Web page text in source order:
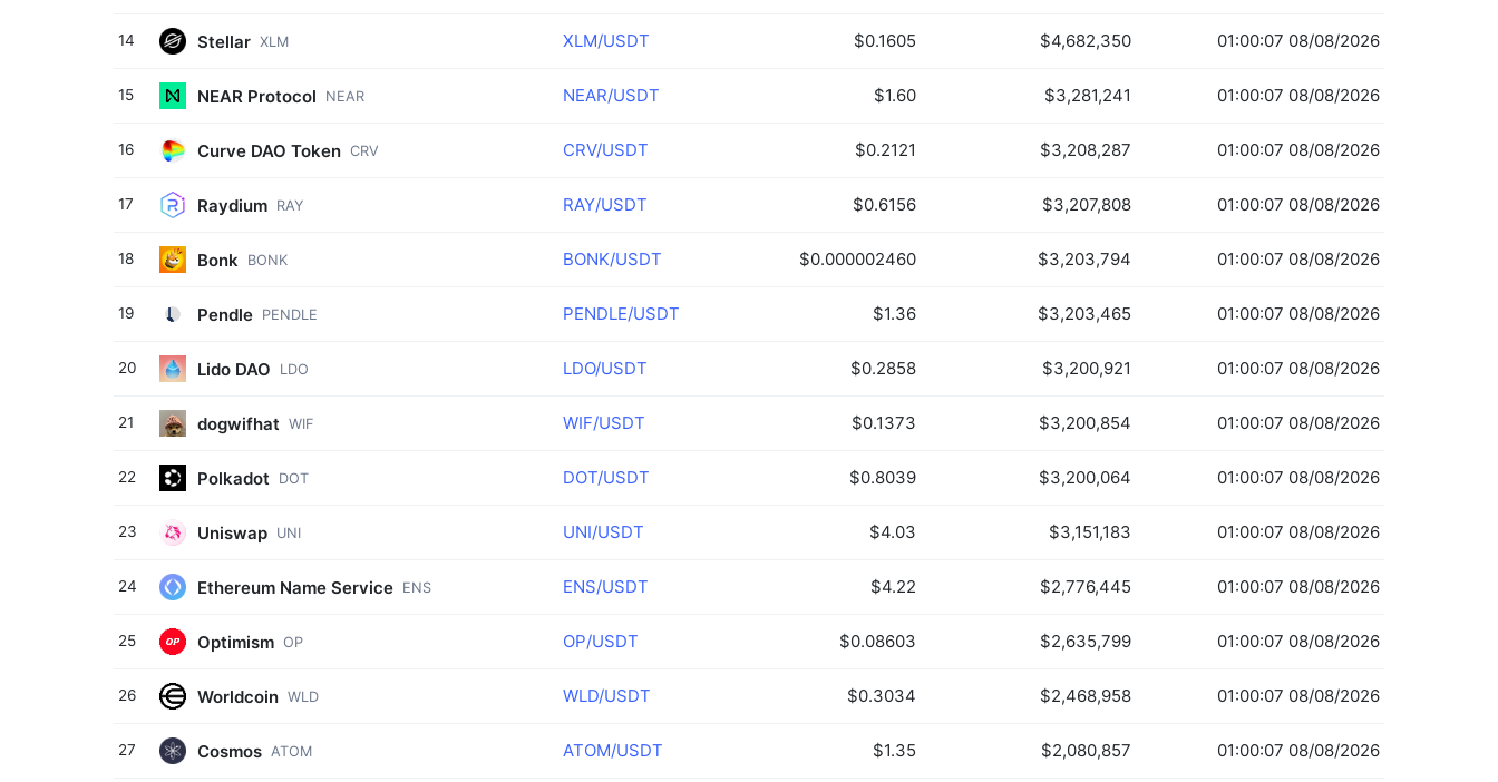
14 Stellar XLM XLM/USDT $0.1605 $4,682,350 01:00:07 08/08/2026
15 NEAR Protocol NEAR NEAR/USDT $1.60 $3,281,241 01:00:07 08/08/2026
16 Curve DAO Token CRV CRV/USDT $0.2121 $3,208,287 01:00:07 08/08/2026
17 Raydium RAY RAY/USDT $0.6156 $3,207,808 01:00:07 08/08/2026
18 Bonk BONK BONK/USDT $0.000002460 $3,203,794 01:00:07 08/08/2026
19 Pendle PENDLE PENDLE/USDT $1.36 $3,203,465 01:00:07 08/08/2026
20 Lido DAO LDO LDO/USDT $0.2858 $3,200,921 01:00:07 08/08/2026
21 dogwifhat WIF WIF/USDT $0.1373 $3,200,854 01:00:07 08/08/2026
22 Polkadot DOT DOT/USDT $0.8039 $3,200,064 01:00:07 08/08/2026
23 Uniswap UNI UNI/USDT $4.03 $3,151,183 01:00:07 08/08/2026
24 Ethereum Name Service ENS ENS/USDT $4.22 $2,776,445 01:00:07 08/08/2026
25 Optimism OP OP/USDT $0.08603 $2,635,799 01:00:07 08/08/2026
26 Worldcoin WLD WLD/USDT $0.3034 $2,468,958 01:00:07 08/08/2026
27 Cosmos ATOM ATOM/USDT $1.35 $2,080,857 01:00:07 08/08/2026